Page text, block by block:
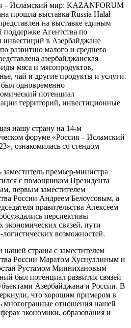
– Исламский мир: KAZANFORUM
прошла выставка Russia Halal
на выставке единым
Агентства по
в Азербайджане
развитию малого и среднего
азербайджанская
мяса и мясопродуктов,
чай и другие продукты и услуги.
одновременно
потенциал
территорий, инвестиционные
нашу страну на 14-м
форуме «Россия – Исламский
ознакомилась со стендом
премьер-министра
с помощником Президента
первым заместителем
России Андреем Белоусовым, а
правительства Алексеем
перспективы
экономических связей, пути
возможностей.
нашей страны с заместителем
России Маратом Хуснуллиным и
Рустамом Миннихановым
был потенциал развития связей
Азербайджана и России. В
что хорошим примером в
многогранные отношения нашей
экономики, образования и